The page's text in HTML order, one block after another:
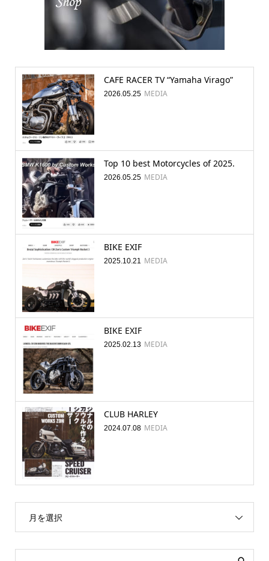
CAFE RACER TV “Yamaha Virago”
2026.05.25 MEDIA
Top 10 best Motorcycles of 2025.
2026.05.25 MEDIA
BIKE EXIF
2025.10.21 MEDIA
BIKE EXIF
2025.02.13 MEDIA
CLUB HARLEY
2024.07.08 MEDIA
月を選択